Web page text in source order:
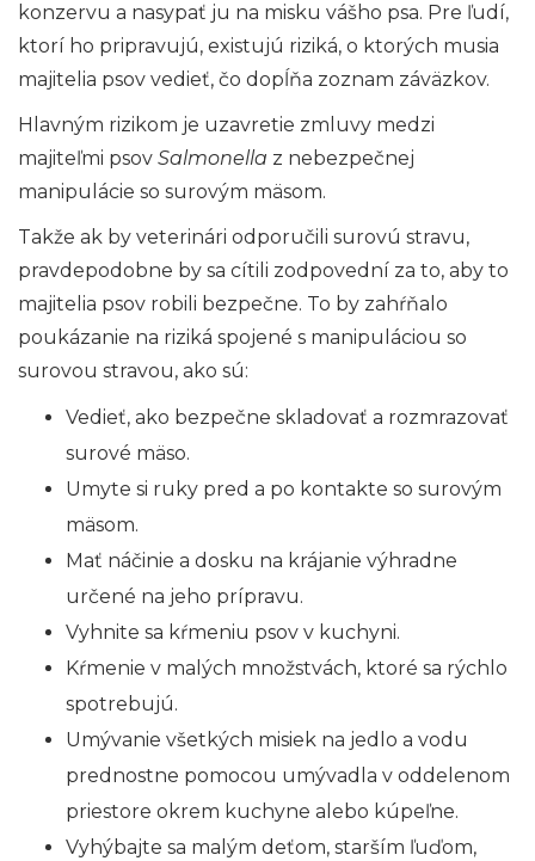
konzervu a nasypať ju na misku vášho psa. Pre ľudí,
ktorí ho pripravujú, existujú riziká, o ktorých musia
majitelia psov vedieť, čo dopĺňa zoznam záväzkov.
Hlavným rizikom je uzavretie zmluvy medzi
majiteľmi psov Salmonella z nebezpečnej
manipulácie so surovým mäsom.
Takže ak by veterinári odporučili surovú stravu,
pravdepodobne by sa cítili zodpovední za to, aby to
majitelia psov robili bezpečne. To by zahŕňalo
poukázanie na riziká spojené s manipuláciou so
surovou stravou, ako sú:
Vedieť, ako bezpečne skladovať a rozmrazovať
surové mäso.
Umyte si ruky pred a po kontakte so surovým
mäsom.
Mať náčinie a dosku na krájanie výhradne
určené na jeho prípravu.
Vyhnite sa kŕmeniu psov v kuchyni.
Kŕmenie v malých množstvách, ktoré sa rýchlo
spotrebujú.
Umývanie všetkých misiek na jedlo a vodu
prednostne pomocou umývadla v oddelenom
priestore okrem kuchyne alebo kúpeľne.
Vyhýbajte sa malým deťom, starším ľuďom,